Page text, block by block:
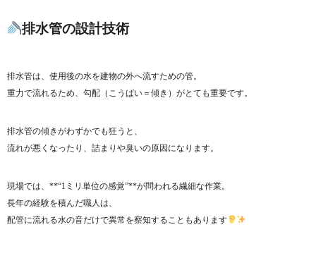
排水管の設計技術
排水管は、使用後の水を建物の外へ流すための管。
重力で流れるため、勾配（こうばい＝傾き）がとても重要です。
排水管の傾きがわずかでも狂うと、
流れが悪くなったり、詰まりや臭いの原因になります。
現場では、**“1ミリ単位の感覚”**が問われる繊細な作業。
長年の経験を積んだ職人は、
配管に流れる水の音だけで異常を察知することもあります